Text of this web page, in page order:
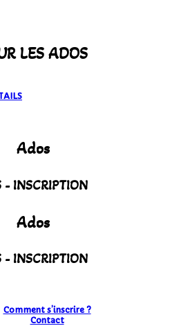
LES ADOS
Ados
- INSCRIPTION
Ados
- INSCRIPTION
Comment s’inscrire ?
Contact